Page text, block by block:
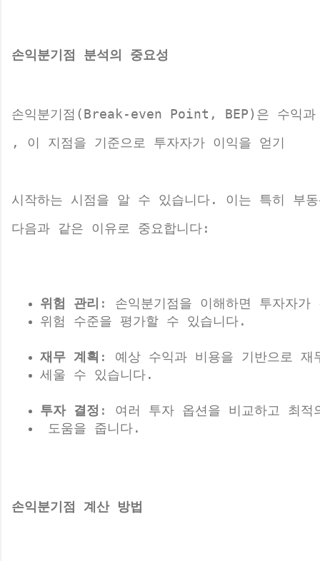
손익분기점 분석의 중요성
손익분기점(Break-even Point, BEP)은 수익과
, 이 지점을 기준으로 투자자가 이익을 얻기
시작하는 시점을 알 수 있습니다. 이는 특히 부
다음과 같은 이유로 중요합니다:
위험 관리 : 손익분기점을 이해하면 투자자
위험 수준을 평가할 수 있습니다.
재무 계획 : 예상 수익과 비용을 기반으로
세울 수 있습니다.
투자 결정 : 여러 투자 옵션을 비교하고 최적
도움을 줍니다.
손익분기점 계산 방법